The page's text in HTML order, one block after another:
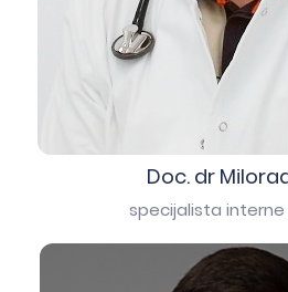
Doc. dr
specijalista